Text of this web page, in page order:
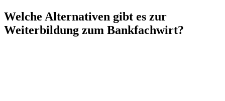
Welche Alternativen gibt es zur
Weiterbildung zum Bankfachwirt?